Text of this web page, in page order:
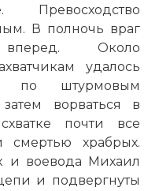
Превосходство
В полночь враг
Около
удалось
по штурмовым
ворваться в
почти все
смертью храбрых.
и воевода Михаил
и подвергнуты